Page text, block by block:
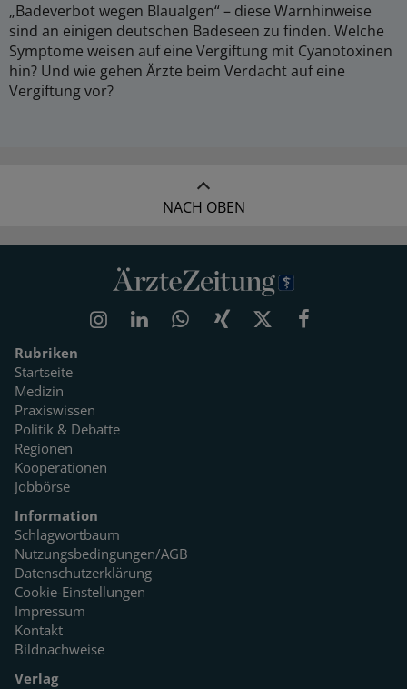
„Badeverbot wegen Blaualgen“ – diese Warnhinweise
sind an einigen deutschen Badeseen zu finden. Welche
Symptome weisen auf eine Vergiftung mit Cyanotoxinen
hin? Und wie gehen Ärzte beim Verdacht auf eine
Vergiftung vor?
NACH OBEN
Rubriken
Startseite
Medizin
Praxiswissen
Politik & Debatte
Regionen
Kooperationen
Jobbörse
Information
Schlagwortbaum
Nutzungsbedingungen/AGB
Datenschutzerklärung
Cookie-Einstellungen
Impressum
Kontakt
Bildnachweise
Verlag